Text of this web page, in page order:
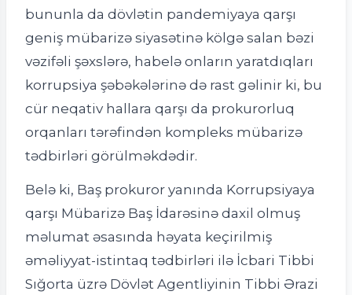
bununla da dövlətin pandemiyaya qarşı
geniş mübarizə siyasətinə kölgə salan bəzi
vəzifəli şəxslərə, habelə onların yaratdıqları
korrupsiya şəbəkələrinə də rast gəlinir ki, bu
cür neqativ hallara qarşı da prokurorluq
orqanları tərəfindən kompleks mübarizə
tədbirləri görülməkdədir.
Belə ki, Baş prokuror yanında Korrupsiyaya
qarşı Mübarizə Baş İdarəsinə daxil olmuş
məlumat əsasında həyata keçirilmiş
əməliyyat-istintaq tədbirləri ilə İcbari Tibbi
Sığorta üzrə Dövlət Agentliyinin Tibbi Ərazi